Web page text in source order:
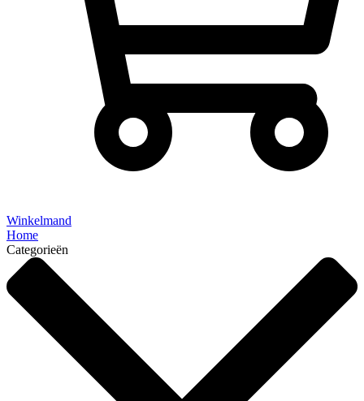
Winkelmand
Home
Categorieën